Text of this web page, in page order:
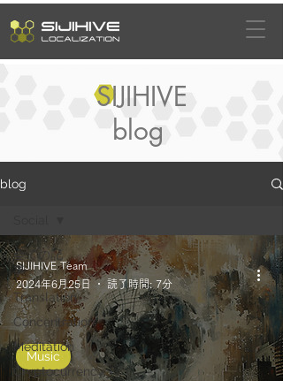
SIJIHIVE
blog
blog
全ての記
事
Translation
Concentration
Meditation
Cryptocurrency
Music
SIJIHIVE Team
2024年6月25日
読了時間: 7分